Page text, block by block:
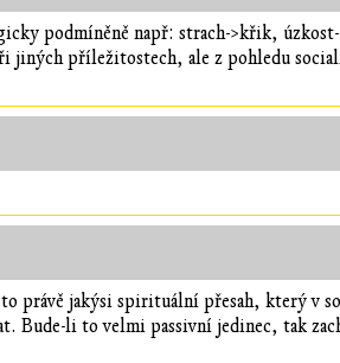
podmíněně např: strach->křik,
příležitostech, ale z pohledu
právě jakýsi spirituální přesah, který v
Bude-li to velmi passivní jedinec, tak